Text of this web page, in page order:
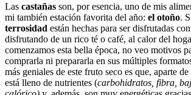
Las castañas son, por esencia, uno de mis
mi también estación favorita del año: el otoño.
terrosidad están hechas para ser disfrutadas
disfrutando de un rico té o café, al calor del
comenzamos esta bella época, no veo motivos
comprarla ni prepararla en sus múltiples
más geniales de este fruto seco es que, aparte
está lleno de nutrientes (carbohidratos, fibra,